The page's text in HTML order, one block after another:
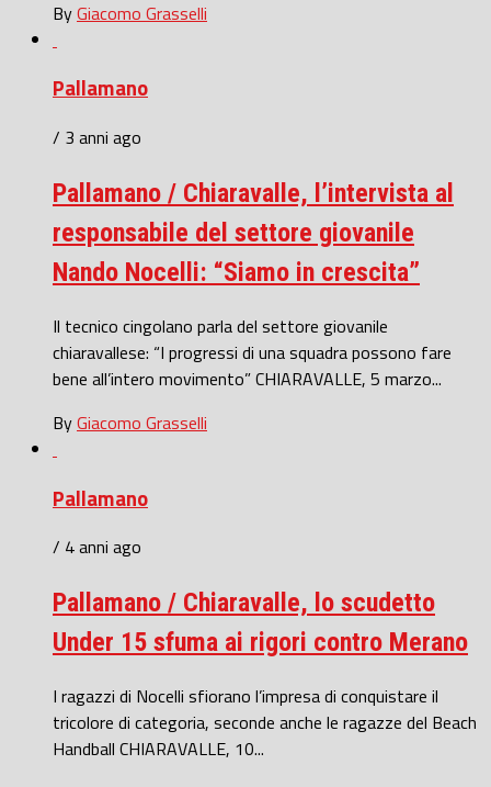
ByGiacomo Grasselli
Pallamano
/ 3 anni ago
Pallamano / Chiaravalle, l’intervista al
responsabile del settore giovanile
Nando Nocelli: “Siamo in crescita”
Il tecnico cingolano parla del settore giovanile
chiaravallese: “I progressi di una squadra possono fare
bene all’intero movimento” CHIARAVALLE, 5 marzo...
ByGiacomo Grasselli
Pallamano
/ 4 anni ago
Pallamano / Chiaravalle, lo scudetto
Under 15 sfuma ai rigori contro Merano
I ragazzi di Nocelli sfiorano l’impresa di conquistare il
tricolore di categoria, seconde anche le ragazze del Beach
Handball CHIARAVALLE, 10...